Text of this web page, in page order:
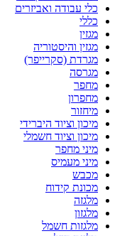
כלי עבודה ואביזרים
כללי
מגזין
מגזין והיסטוריה
מגרדת (סקרייפר)
מגרסה
מחפר
מחפרון
מיחזור
מיכון וציוד היברידי
מיכון וציוד חשמלי
מיני מחפר
מיני מעמיס
מכבש
מכונת קידוח
מלגזה
מלגזון
מלגזות חשמל